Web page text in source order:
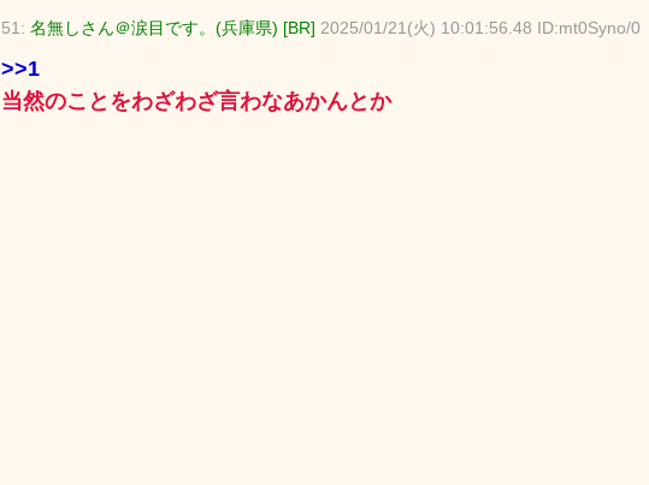
51: 名無しさん＠涙目です。(兵庫県) [BR] 2025/01/21(火) 10:01:56.48 ID:mt0Syno/0
>>1
当然のことをわざわざ言わなあかんとか